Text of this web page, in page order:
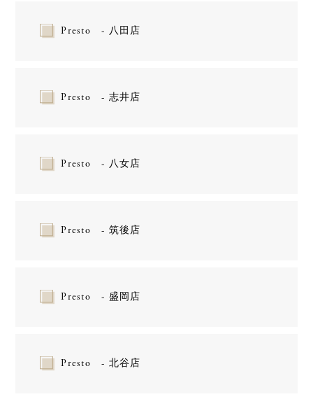
Presto - 八田店
Presto - 志井店
Presto - 八女店
Presto - 筑後店
Presto - 盛岡店
Presto - 北谷店